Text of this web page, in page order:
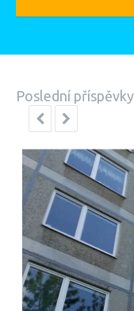
Poslední příspěvky
 